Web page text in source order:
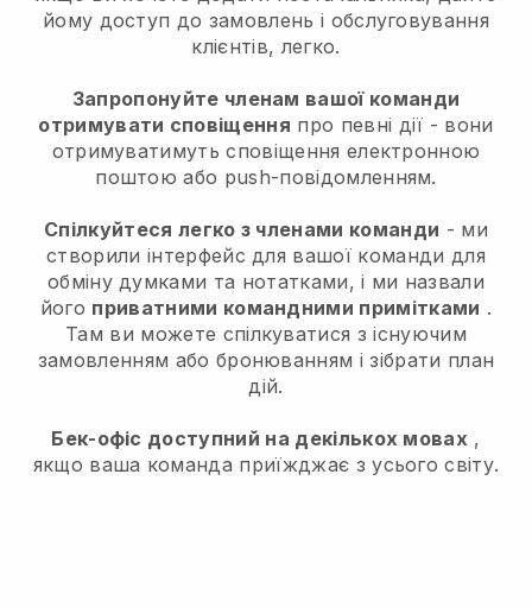
йому доступ до замовлень і обслуговування
клієнтів, легко.
Запропонуйте членам вашої команди
отримувати сповіщення про певні дії - вони
отримуватимуть сповіщення електронною
поштою або push-повідомленням.
Спілкуйтеся легко з членами команди - ми
створили інтерфейс для вашої команди для
обміну думками та нотатками, і ми назвали
його приватними командними примітками .
Там ви можете спілкуватися з існуючим
замовленням або бронюванням і зібрати план
дій.
Бек-офіс доступний на декількох мовах ,
якщо ваша команда приїжджає з усього світу.